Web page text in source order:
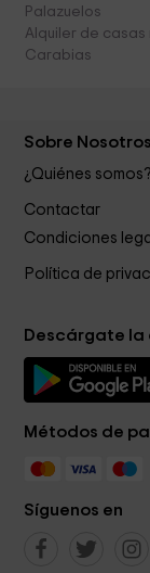
Palazuelos
Alquiler de casas
Carabias
Sobre Nosotros
¿Quiénes somos?
Contactar
Condiciones
Política de
Descárgate la
Métodos de
Síguenos en